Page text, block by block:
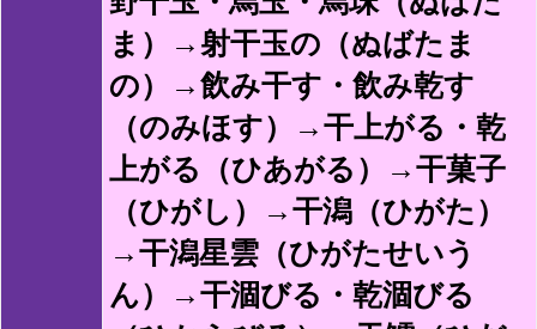
ま）→射干玉の（ぬばたま
の）→飲み干す・飲み乾す
（のみほす）→干上がる・乾
上がる（ひあがる）→干菓子
（ひがし）→干潟（ひがた）
→干潟星雲（ひがたせいう
ん）→干涸びる・乾涸びる